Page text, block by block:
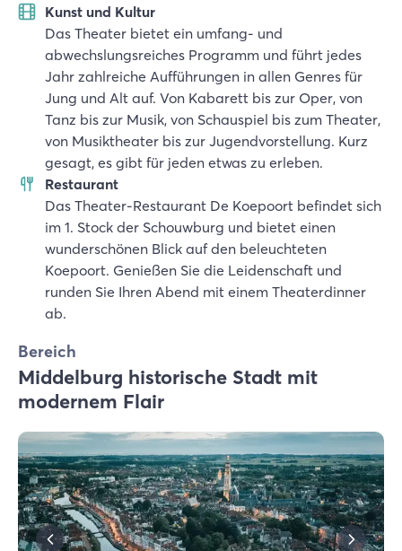
Kunst und Kultur
Das Theater bietet ein umfang- und
abwechslungsreiches Programm und führt jedes
Jahr zahlreiche Aufführungen in allen Genres für
Jung und Alt auf. Von Kabarett bis zur Oper, von
Tanz bis zur Musik, von Schauspiel bis zum Theater,
von Musiktheater bis zur Jugendvorstellung. Kurz
gesagt, es gibt für jeden etwas zu erleben.
Restaurant
Das Theater-Restaurant De Koepoort befindet sich
im 1. Stock der Schouwburg und bietet einen
wunderschönen Blick auf den beleuchteten
Koepoort. Genießen Sie die Leidenschaft und
runden Sie Ihren Abend mit einem Theaterdinner
ab.
Bereich
Middelburg historische Stadt mit
modernem Flair